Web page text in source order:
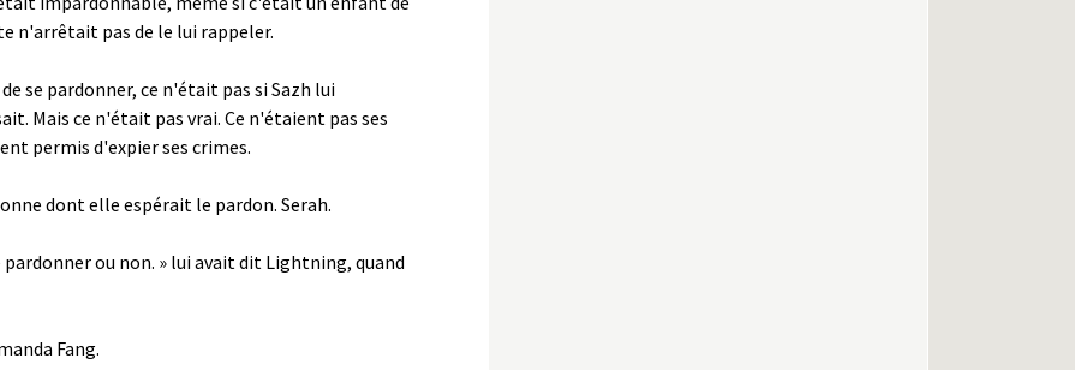
n'arrêtait pas de le lui rappeler.
se pardonner, ce n'était pas si Sazh lui
Mais ce n'était pas vrai. Ce n'étaient pas ses
permis d'expier ses crimes.
dont elle espérait le pardon. Serah.
ou non. » lui avait dit Lightning, quand
Fang.